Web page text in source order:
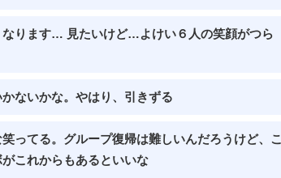
なります… 見たいけど…よけい６人の笑顔がつら
ないかな。やはり、引きずる
ってる。グループ復帰は難しいんだろうけど、こ
これからもあるといいな